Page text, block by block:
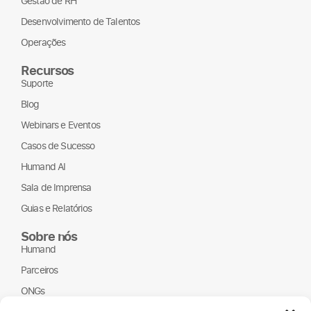
Desenvolvimento de Talentos
Operações
Recursos
Suporte
Blog
Webinars e Eventos
Casos de Sucesso
Humand AI
Sala de Imprensa
Guias e Relatórios
Sobre nós
Humand
Parceiros
ONGs